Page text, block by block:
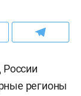
регионы